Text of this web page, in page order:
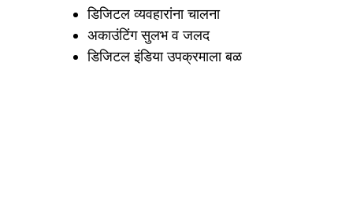
डिजिटल व्यवहारांना चालना
अकाउंटिंग सुलभ व जलद
डिजिटल इंडिया उपक्रमाला बळ